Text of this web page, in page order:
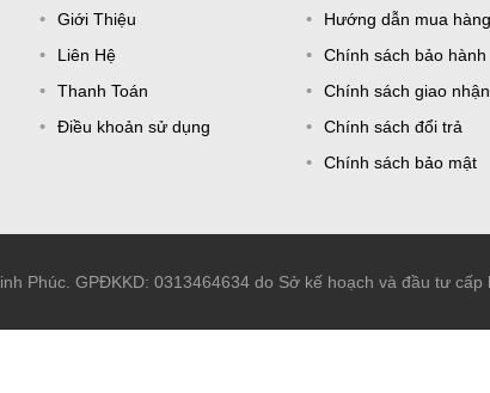
Giới Thiệu
Liên Hệ
Thanh Toán
Điều khoản sử dụng
Hướng dẫn mua hàng
Chính sách bảo hành
Chính sách giao nhận
Chính sách đổi trả
Chính sách bảo mật
Phúc. GPĐKKD: 0313464634 do Sở kế hoạch và đầu tư cấp